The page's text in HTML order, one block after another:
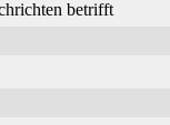
betrifft